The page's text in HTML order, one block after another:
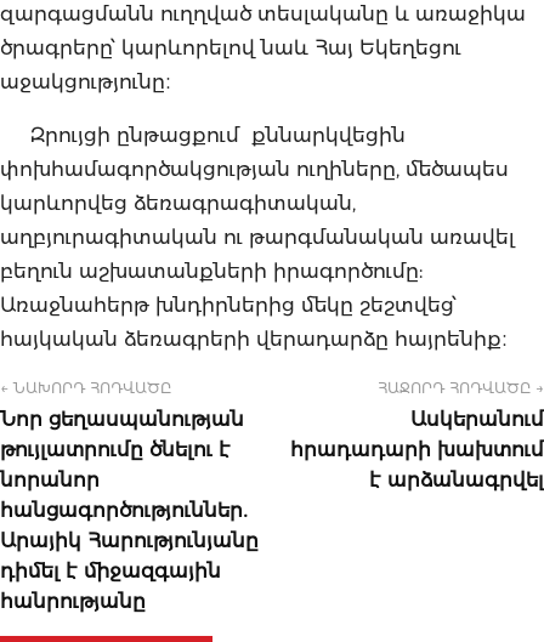
զարգացմանն ուղղված տեսլականը և առաջիկա
ծրագրերը՝ կարևորելով նաև Հայ Եկեղեցու
աջակցությունը։
Զրույցի ընթացքում քննարկվեցին
փոխհամագործակցության ուղիները, մեծապես
կարևորվեց ձեռագրագիտական,
աղբյուրագիտական ու թարգմանական առավել
բեղուն աշխատանքների իրագործումը:
Առաջնահերթ խնդիրներից մեկը շեշտվեց՝
հայկական ձեռագրերի վերադարձը հայրենիք։
← ՆԱԽՈՐԴ ՀՈԴՎԱԾԸ
Նոր ցեղասպանության
թույլատրումը ծնելու է
նորանոր
հանցագործություններ․
Արայիկ Հարությունյանը
դիմել է միջազգային
հանրությանը
ՀԱՋՈՐԴ ՀՈԴՎԱԾԸ →
Ասկերանում
հրադադարի խախտում
է արձանագրվել